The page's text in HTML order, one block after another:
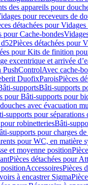
des appareils pour
pour receveurs de
détachées pour
pour Cache-bondes
Pièces détachées pour
pour Kits de finition
excentrique et arrivée
PushControlAvec cache-
DuofixParoisPièces
supportsBâti-supports
pour Bâti-supports pour
avec évacuation
supports pour séparations
robinetteriesBâti-
supports pour charges
pour WC, en matière
et moyenne position
Pièces détachées pour
AccessoiresPièces
à encastrer Sigma